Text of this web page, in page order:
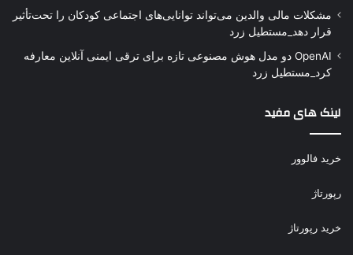
مشکلات مالی والدین می‌تواند توانایی‌های اجتماعی کودکان را تحت‌تأثیر
قرار دهد_مستطیل زرد
OpenAI دو مدل هوش مصنوعی تازه برای ترقی ایمنی آنلاین معارفه
کرد_مستطیل زرد
لینک های مفید
خرید فالوور
رپورتاژ
خرید رپورتاژ